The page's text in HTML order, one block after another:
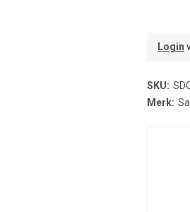
Login
SKU:
Merk: